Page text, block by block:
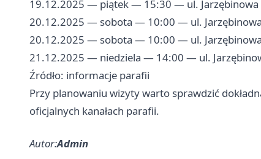
19.12.2025 — piątek — 15:30 — ul. Jarzębinowa
20.12.2025 — sobota — 10:00 — ul.
20.12.2025 — sobota — 10:00 — ul.
21.12.2025 — niedziela — 14:00 — ul.
Źródło: informacje parafii
Przy planowaniu wizyty warto sprawdzić
oficjalnych kanałach parafii.
Autor:Admin